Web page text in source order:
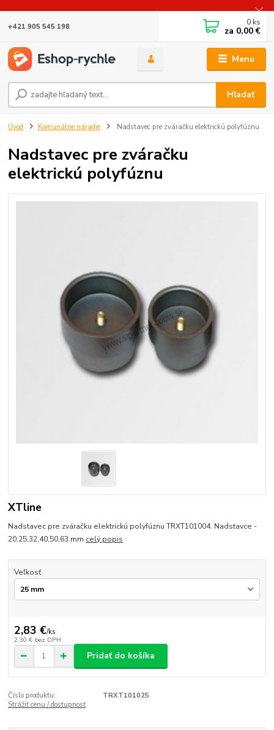
Menu
Hľadať
+421 905 545 198 0 ks
za 0,00 €
Úvod Komunálne náradie Nadstavec pre zváračku elektrickú polyfúznu
Nadstavec pre zváračku
elektrickú polyfúznu
XTline
Nadstavec pre zváračku elektrickú polyfúznu TRXT101004. Nadstavce -
20,25,32,40,50,63 mm celý popis
Veľkosť
2,83 €/ks
2,30 € bez DPH
Pridať do košíka
Číslo produktu:
TRXT101025
Strážiť cenu / dostupnosť